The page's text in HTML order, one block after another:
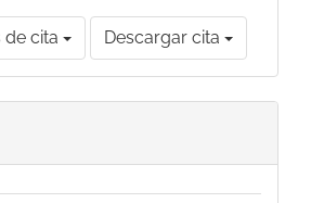
de cita Descargar cita